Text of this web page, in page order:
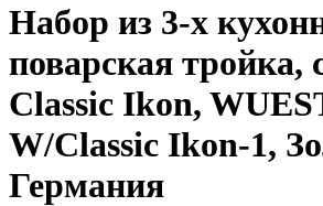
Набор из 3-х
поварская тройка,
Classic Ikon,
W/Classic Ikon-1,
Германия